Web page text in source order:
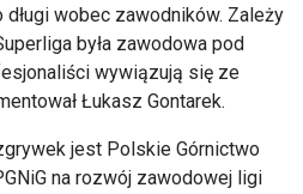
wobec zawodników. Zależy
była zawodowa pod
wywiązują się ze
Łukasz Gontarek.
jest Polskie Górnictwo
na rozwój zawodowej ligi